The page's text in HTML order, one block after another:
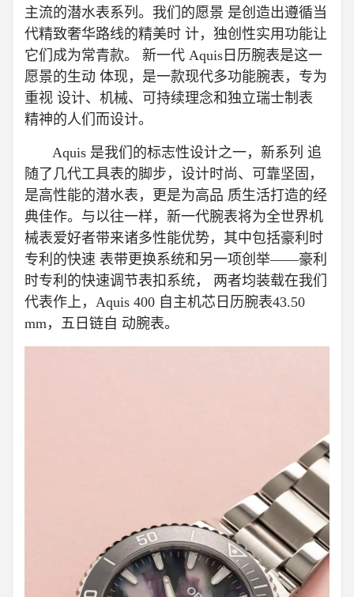
主流的潜水表系列。我们的愿景 是创造出遵循当
代精致奢华路线的精美时 计，独创性实用功能让
它们成为常青款。 新一代 Aquis日历腕表是这一
愿景的生动 体现，是一款现代多功能腕表，专为
重视 设计、机械、可持续理念和独立瑞士制表
精神的人们而设计。
Aquis 是我们的标志性设计之一，新系列 追
随了几代工具表的脚步，设计时尚、可靠坚固，
是高性能的潜水表，更是为高品 质生活打造的经
典佳作。与以往一样，新一代腕表将为全世界机
械表爱好者带来诸多性能优势，其中包括豪利时
专利的快速 表带更换系统和另一项创举——豪利
时专利的快速调节表扣系统， 两者均装载在我们
代表作上，Aquis 400 自主机芯日历腕表43.50
mm，五日链自 动腕表。